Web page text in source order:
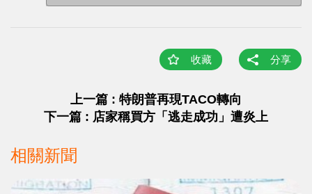
收藏 分享
上一篇 : 特朗普再現TACO轉向
下一篇 : 店家稱買方「逃走成功」遭炎上
相關新聞